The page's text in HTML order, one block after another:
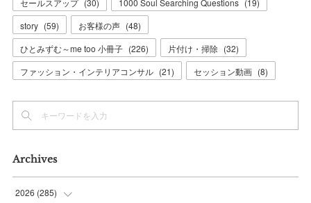
story (59) お客様の声 (48)
ひとみずむ～me too 小冊子 (226) 片付け・掃除 (32)
ファッション・インテリアコンサル (21) セッション動画 (8)
Archives
2026 (285)